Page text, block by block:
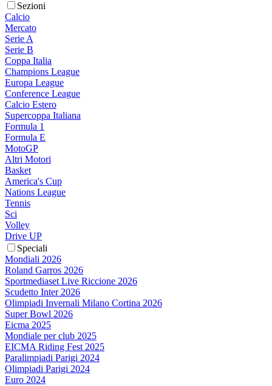
Sezioni
Calcio
Mercato
Serie A
Serie B
Coppa Italia
Champions League
Europa League
Conference League
Calcio Estero
Supercoppa Italiana
Formula 1
Formula E
MotoGP
Altri Motori
Basket
America's Cup
Nations League
Tennis
Sci
Volley
Drive UP
Speciali
Mondiali 2026
Roland Garros 2026
Sportmediaset Live Riccione 2026
Scudetto Inter 2026
Olimpiadi Invernali Milano Cortina 2026
Super Bowl 2026
Eicma 2025
Mondiale per club 2025
EICMA Riding Fest 2025
Paralimpiadi Parigi 2024
Olimpiadi Parigi 2024
Euro 2024